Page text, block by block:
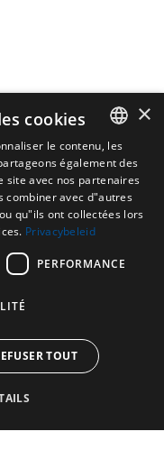
DUTCH
ENGLISH
×
cookies
le contenu, les
également des
site avec nos partenaires
combiner avec d"autres
qu"ils ont collectées lors
Privacybeleid
PERFORMANCE
TOUT